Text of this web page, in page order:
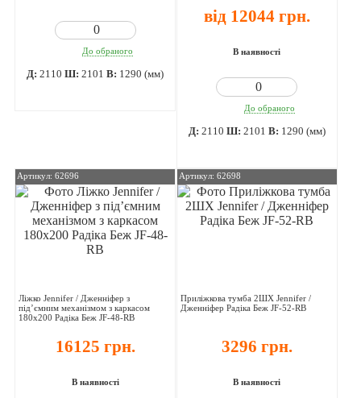
До обраного
Д:2110 Ш:2101 В: 1290 (мм)
від 12044 грн.
В наявності
До обраного
Д: 2110 Ш: 2101 В: 1290 (мм)
Артикул: 62696
Ліжко Jennifer / Дженніфер з
під’ємним механізмом з каркасом
180х200 Радіка Беж JF-48-RB
16125 грн.
В наявності
Артикул: 62698
Приліжкова тумба 2ШХ Jennifer /
Дженніфер Радіка Беж JF-52-RB
3296 грн.
В наявності